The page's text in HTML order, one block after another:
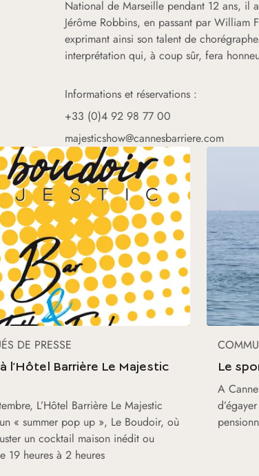
National de Marseille pendant 12 ans, il
Jérôme Robbins, en passant par
exprimant ainsi son talent de
interprétation qui, à coup sûr, fera
Informations et réservations :
+33 (0)4 92 98 77 00
majesticshow@cannesbarriere.com
DE PRESSE
l’Hôtel Barrière Le Majestic
L’Hôtel Barrière Le Majestic
« summer pop up », Le Boudoir, où
un cocktail maison inédit ou
19 heures à 2 heures
Le
A